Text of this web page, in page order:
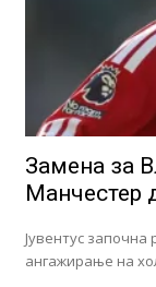
Замена за
Манчестер
Јувентус започна
ангажирање на